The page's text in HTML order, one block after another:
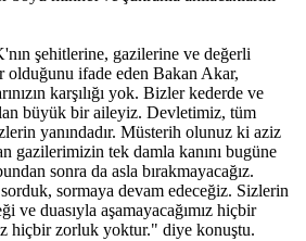
şehitlerine, gazilerine ve değerli
olduğunu ifade eden Bakan Akar,
karşılığı yok. Bizler kederde ve
büyük bir aileyiz. Devletimiz, tüm
yanındadır. Müsterih olunuz ki aziz
gazilerimizin tek damla kanını bugüne
sonra da asla bırakmayacağız.
sorduk, sormaya devam edeceğiz. Sizlerin
ve duasıyla aşamayacağımız hiçbir
hiçbir zorluk yoktur." diye konuştu.